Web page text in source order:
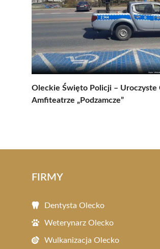
Oleckie Święto Policji – Uroczyste
Amfiteatrze „Podzamcze”
FIRMY
Dentysta Olecko
Weterynarz Olecko
Wulkanizacja Olecko